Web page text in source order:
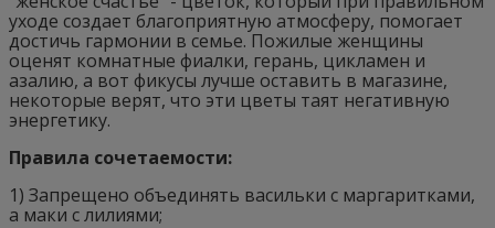
уходе создает благоприятную атмосферу, помогает
достичь гармонии в семье. Пожилые женщины
оценят комнатные фиалки, герань, цикламен и
азалию, а вот фикусы лучше оставить в магазине,
некоторые верят, что эти цветы таят негативную
энергетику.
Правила сочетаемости:
1) Запрещено объединять васильки с маргаритками,
а маки с лилиями;